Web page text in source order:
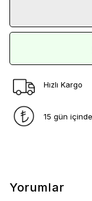
Hızlı Kargo
15 gün
Yorumlar